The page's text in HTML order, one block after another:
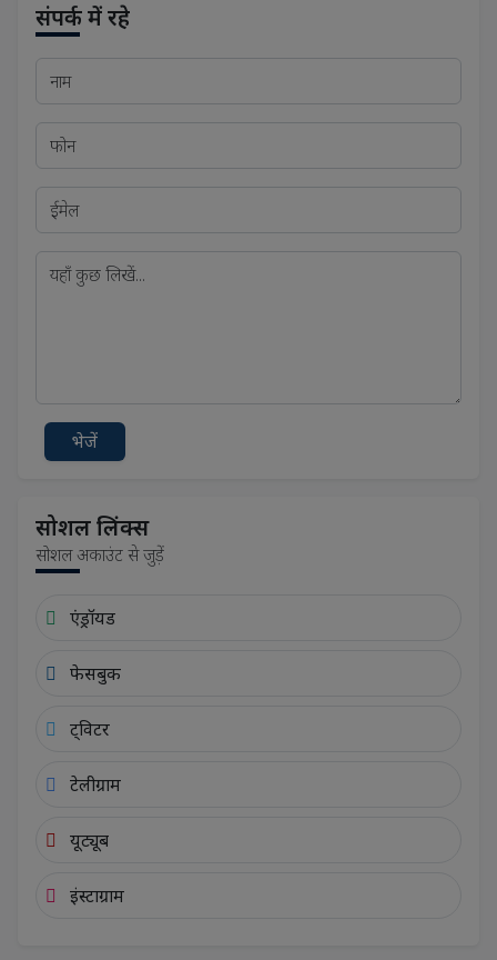
संपर्क में रहे
भेजें
सोशल लिंक्स
सोशल अकाउंट से जुड़ें
एंड्रॉयड
फेसबुक
ट्विटर
टेलीग्राम
यूट्यूब
इंस्टाग्राम